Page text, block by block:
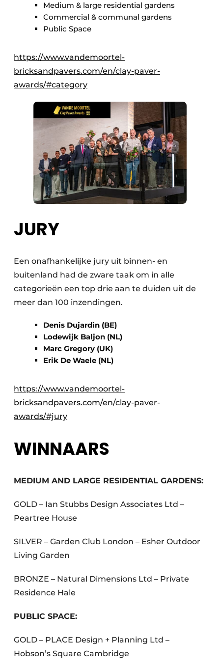
Medium & large residential gardens
Commercial & communal gardens
Public Space
https://www.vandemoortel-
bricksandpavers.com/en/clay-paver-
awards/#category
JURY
Een onafhankelijke jury uit binnen- en
buitenland had de zware taak om in alle
categorieën een top drie aan te duiden uit de
meer dan 100 inzendingen.
Denis Dujardin (BE)
Lodewijk Baljon (NL)
Marc Gregory (UK)
Erik De Waele (NL)
https://www.vandemoortel-
bricksandpavers.com/en/clay-paver-
awards/#jury
WINNAARS
MEDIUM AND LARGE RESIDENTIAL GARDENS:
GOLD – Ian Stubbs Design Associates Ltd –
Peartree House
SILVER – Garden Club London – Esher Outdoor
Living Garden
BRONZE – Natural Dimensions Ltd – Private
Residence Hale
PUBLIC SPACE:
GOLD – PLACE Design + Planning Ltd –
Hobson’s Square Cambridge